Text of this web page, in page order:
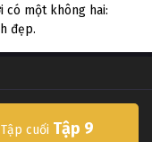
có một không hai:
đẹp.
Tập cuối Tập 9